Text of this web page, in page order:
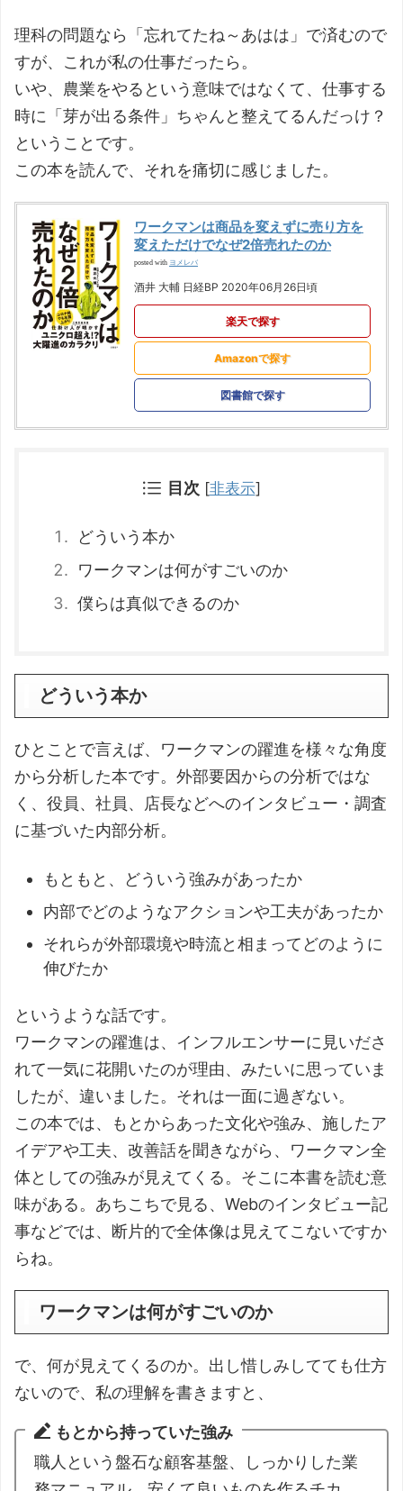
理科の問題なら「忘れてたね～あはは」で済むので
すが、これが私の仕事だったら。
いや、農業をやるという意味ではなくて、仕事する
時に「芽が出る条件」ちゃんと整えてるんだっけ？
ということです。
この本を読んで、それを痛切に感じました。
ワークマンは商品を変えずに売り方を
変えただけでなぜ2倍売れたのか
posted with ヨメレバ
酒井 大輔 日経BP 2020年06月26日頃
楽天で探す
Amazonで探す
図書館で探す
目次 [非表示]
どういう本か
ワークマンは何がすごいのか
僕らは真似できるのか
どういう本か
ひとことで言えば、ワークマンの躍進を様々な角度
から分析した本です。外部要因からの分析ではな
く、役員、社員、店長などへのインタビュー・調査
に基づいた内部分析。
もともと、どういう強みがあったか
内部でどのようなアクションや工夫があったか
それらが外部環境や時流と相まってどのように
伸びたか
というような話です。
ワークマンの躍進は、インフルエンサーに見いださ
れて一気に花開いたのが理由、みたいに思っていま
したが、違いました。それは一面に過ぎない。
この本では、もとからあった文化や強み、施したア
イデアや工夫、改善話を聞きながら、ワークマン全
体としての強みが見えてくる。そこに本書を読む意
味がある。あちこちで見る、Webのインタビュー記
事などでは、断片的で全体像は見えてこないですか
らね。
ワークマンは何がすごいのか
で、何が見えてくるのか。出し惜しみしてても仕方
ないので、私の理解を書きますと、
もとから持っていた強み
職人という盤石な顧客基盤、しっかりした業